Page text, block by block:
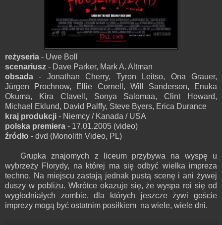
reżyseria - Uwe Boll
scenariusz - Dave Parker, Mark A. Altman
obsada - Jonathan Cherry, Tyron Leitso, Ona Grauer,
Jürgen Prochnow, Ellie Cornell, Will Sanderson, Enuka
Okuma, Kira Clavell, Sonya Salomaa, Clint Howard,
Michael Eklund, David Palffy, Steve Byers, Erica Durance
kraj produkcji - Niemcy / Kanada / USA
polska premiera - 17.01.2005 (video)
źródło - dvd (Monolith Video, PL)
Grupka znajomych z liceum przybywa na wyspę u
wybrzeży Florydy, na której ma się odbyć wielka impreza
techno. Na miejscu zastają jednak pustą scenę i ani żywej
duszy w pobliżu. Wkrótce okazuje się, że wyspa roi się od
wygłodniałych zombie, dla których jeszcze żywi goście
imprezy mogą być ostatnim posiłkiem na wiele, wiele dni.